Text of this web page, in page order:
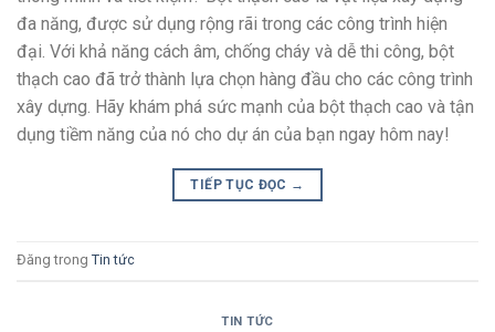
đa năng, được sử dụng rộng rãi trong các công trình hiện
đại. Với khả năng cách âm, chống cháy và dễ thi công, bột
thạch cao đã trở thành lựa chọn hàng đầu cho các công trình
xây dựng. Hãy khám phá sức mạnh của bột thạch cao và tận
dụng tiềm năng của nó cho dự án của bạn ngay hôm nay!
TIẾP TỤC ĐỌC →
Đăng trong Tin tức
TIN TỨC